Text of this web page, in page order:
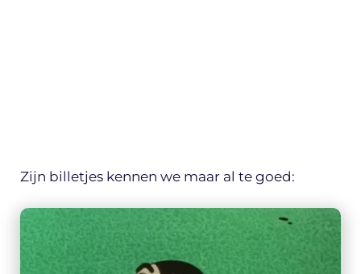
Zijn billetjes kennen we maar al te goed: